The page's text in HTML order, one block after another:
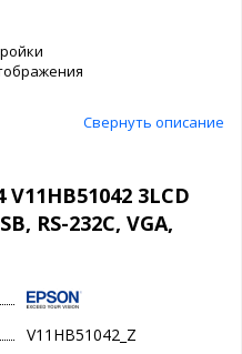
Свернуть описание
3LCD
RS-232C, VGA,
V11HB51042_Z